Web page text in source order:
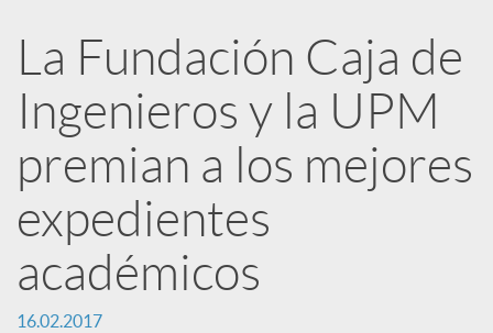
n
R
e
d
La Fundación Caja de
Ingenieros y la UPM
premian a los mejores
expedientes
académicos
16.02.2017